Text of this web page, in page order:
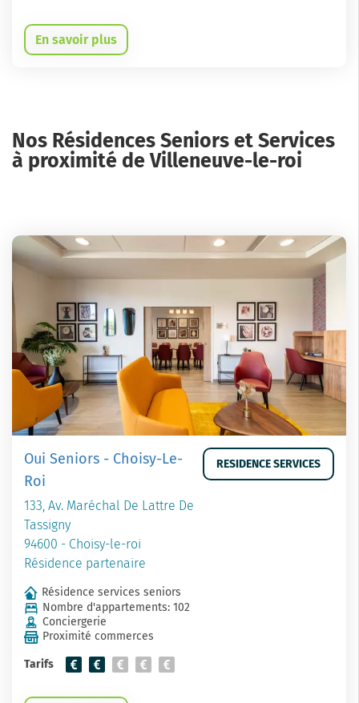
En savoir plus
Nos Résidences Seniors et Services
à proximité de Villeneuve-le-roi
Oui Seniors - Choisy-Le-
Roi
133, Av. Maréchal De Lattre De
Tassigny
94600 - Choisy-le-roi
Résidence partenaire
RESIDENCE SERVICES
Résidence services seniors
Nombre d'appartements: 102
Conciergerie
Proximité commerces
Tarifs